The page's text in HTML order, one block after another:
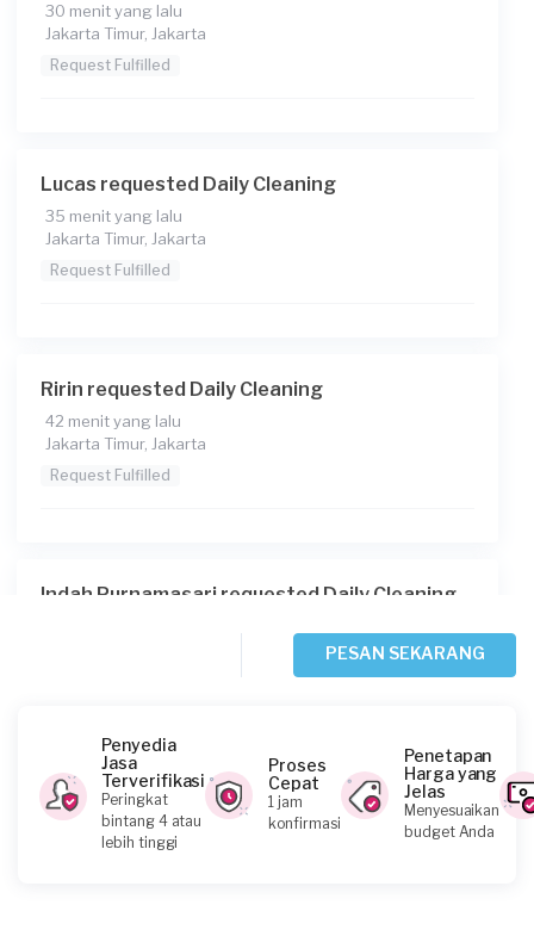
30 menit yang lalu
Jakarta Timur, Jakarta
Request Fulfilled
Lucas requested Daily Cleaning
35 menit yang lalu
Jakarta Timur, Jakarta
Request Fulfilled
Ririn requested Daily Cleaning
42 menit yang lalu
Jakarta Timur, Jakarta
Request Fulfilled
Indah Purnamasari requested Daily Cleaning
Huge Dental requested Daily Cleaning
Sekitar satu jam yang lalu
Jakarta Selatan, Jakarta
PESAN SEKARANG
Penyedia
Jasa
Terverifikasi
Peringkat
bintang 4 atau
lebih tinggi
Proses
Cepat
1 jam
konfirmasi
Penetapan
Harga yang
Jelas
Menyesuaikan
budget Anda